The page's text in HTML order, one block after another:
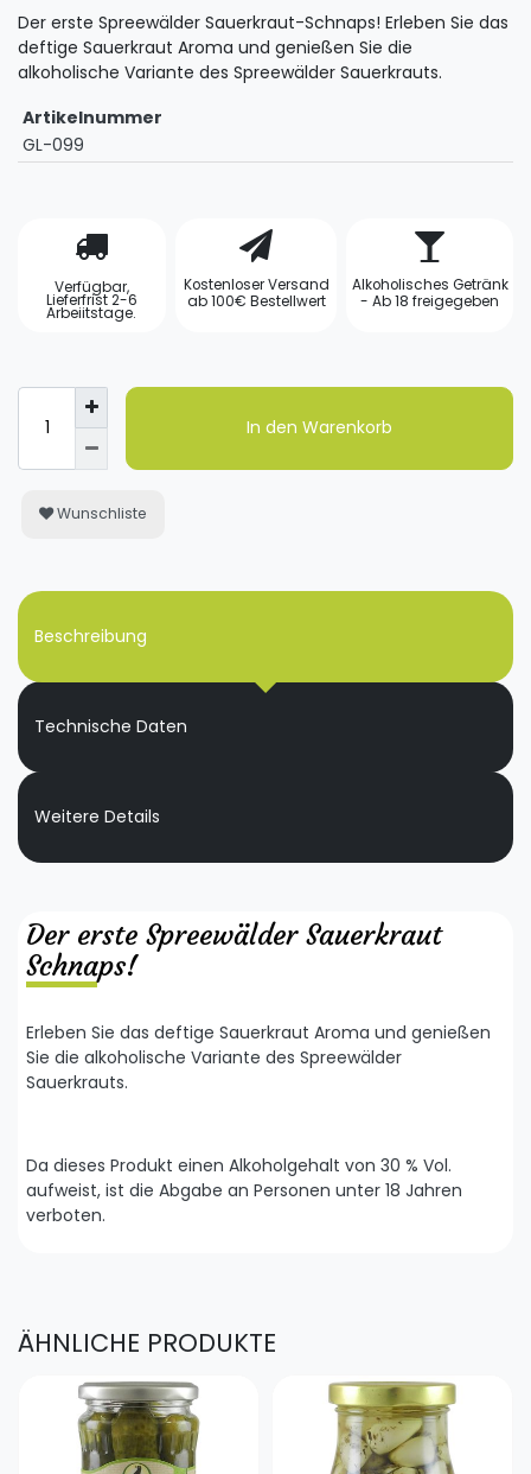
Der erste Spreewälder Sauerkraut-Schnaps! Erleben Sie das
deftige Sauerkraut Aroma und genießen Sie die
alkoholische Variante des Spreewälder Sauerkrauts.
Artikelnummer
GL-099
Verfügbar,
Lieferfrist 2-6
Arbeiitstage.
Kostenloser Versand
ab 100€ Bestellwert
Alkoholisches Getränk
- Ab 18 freigegeben
In den Warenkorb
Wunschliste
Beschreibung
Technische Daten
Weitere Details
Der erste Spreewälder Sauerkraut
Schnaps!
Erleben Sie das deftige Sauerkraut Aroma und genießen
Sie die alkoholische Variante des Spreewälder
Sauerkrauts.
Da dieses Produkt einen Alkoholgehalt von 30 % Vol.
aufweist, ist die Abgabe an Personen unter 18 Jahren
verboten.
ÄHNLICHE PRODUKTE